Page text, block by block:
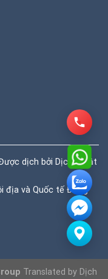
dịch bởi Dịch thuật
địa và Quốc tế Đông
Translated by Dịch